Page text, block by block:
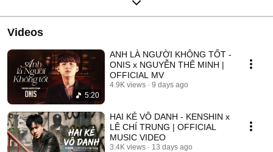
Videos
5:20
ANH LÀ NGƯỜI KHÔNG TỐT -
ONIS x NGUYỄN THẾ MINH |
OFFICIAL MV
4.9K views 9 days ago
HAI KẺ VÔ DANH - KENSHIN x
LÊ CHÍ TRUNG | OFFICIAL
MUSIC VIDEO
3.4K views 13 days ago